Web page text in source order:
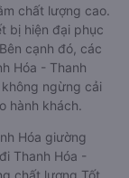
chất lượng cao.
bị hiện đại phục
cạnh đó, các
Hóa - Thanh
ngừng cải
hành khách.
Hóa giường
Thanh Hóa -
chất lượng Tốt